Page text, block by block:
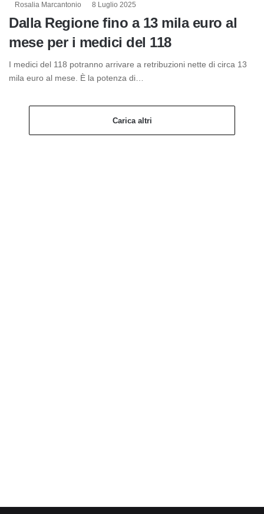
Rosalia Marcantonio 8 Luglio 2025
Dalla Regione fino a 13 mila euro al
mese per i medici del 118
I medici del 118 potranno arrivare a retribuzioni nette di circa 13
mila euro al mese. È la potenza di…
Carica altri